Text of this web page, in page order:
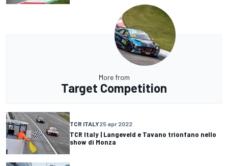
More from
Target Competition
TCR ITALY25 apr 2022
TCR Italy | Langeveld e Tavano trionfano nello
show di Monza